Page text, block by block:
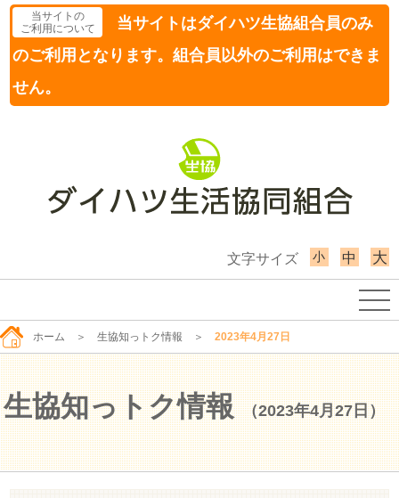
当サイトの
ご利用について
当サイトはダイハツ生協組合員のみ
のご利用となります。組合員以外のご利用はできま
せん。
文字サイズ 小 中 大
ホーム ＞ 生協知っトク情報 ＞ 2023年4月27日
生協知っトク情報 （2023年4月27日）